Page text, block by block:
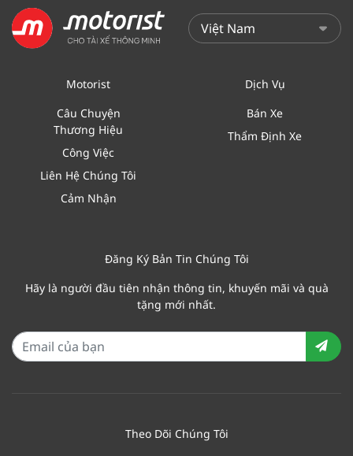
Motorist
Câu Chuyện
Thương Hiệu
Công Việc
Liên Hệ Chúng Tôi
Cảm Nhận
Dịch Vụ
Bán Xe
Thẩm Định Xe
Đăng Ký Bản Tin Chúng Tôi
Hãy là người đầu tiên nhận thông tin, khuyến mãi và quà
tặng mới nhất.
Theo Dõi Chúng Tôi